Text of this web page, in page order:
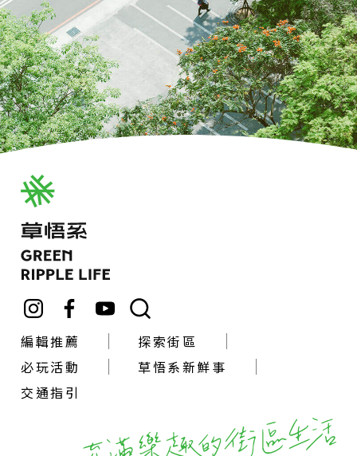
編輯推薦
探索街區
必玩活動
草悟系新鮮事
交通指引